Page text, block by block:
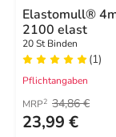
Elastomull®
2100 elast
20 St Binden
(1)
Pflichtangaben
MRP2 34,86 €
23,99 €